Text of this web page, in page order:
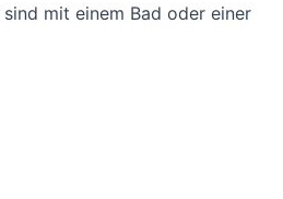
sind mit einem Bad oder einer